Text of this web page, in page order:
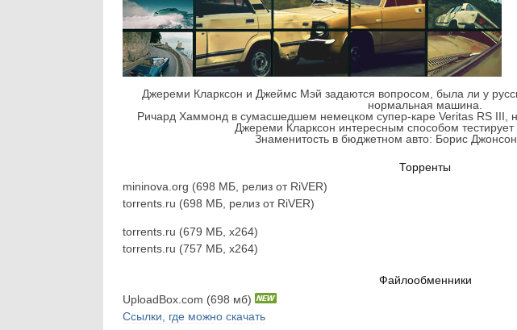
Джереми Кларксон и Джеймс Мэй задаются вопросом, была ли у
нормальная машина.
Ричард Хаммонд в сумасшедшем немецком супер-каре Veritas RS III,
Джереми Кларксон интересным способом
Знаменитость в бюджетном авто: Борис
Торренты
mininova.org (698 МБ, релиз от RiVER)
torrents.ru (698 МБ, релиз от RiVER)
torrents.ru (679 МБ, x264)
torrents.ru (757 МБ, x264)
Файлообменники
UploadBox.com (698 мб)
Ссылки, где можно скачать